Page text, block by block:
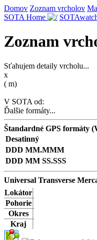
Domov Zoznam vrcholov
SOTA Home
Zoznam
Sťahujem detaily vrcholu...
x
( m)
V SOTA od:
Ďalšie formáty...
Štandardné GPS formáty
Desatinný
DDD MM.MMM
DDD MM SS.SSS
Universal Transverse
Lokátor
Pohorie
Okres
Kraj